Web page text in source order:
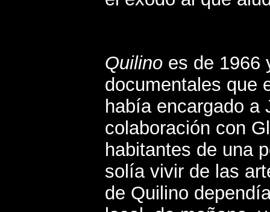
Quilino es de 1966
documentales que
había encargado a
colaboración con
habitantes de una
solía vivir de las
de Quilino